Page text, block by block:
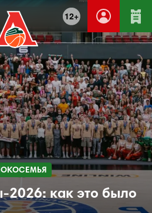
12+
2026: как это было